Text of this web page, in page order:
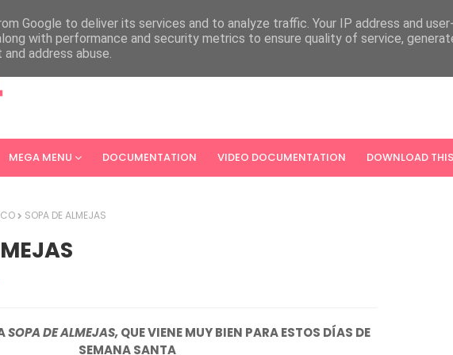
MEGA MENU DOCUMENTATION VIDEO DOCUMENTATION DOWNLOAD
SOPA DE ALMEJAS
SOPA DE ALMEJAS,QUE VIENE MUY BIEN PARA ESTOS DÍAS DE
SEMANA SANTA
Google to deliver its services and to analyze traffic. Your IP address and
with performance and security metrics to ensure quality of service,
address abuse.